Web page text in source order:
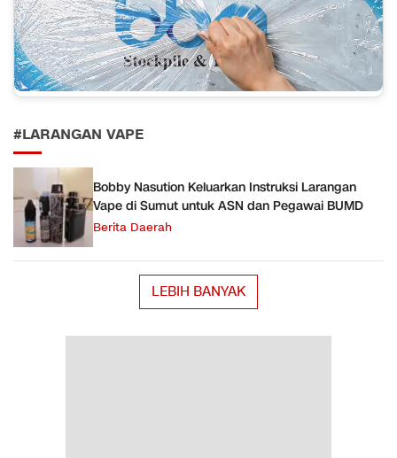
#LARANGAN VAPE
Bobby Nasution Keluarkan Instruksi Larangan
Vape di Sumut untuk ASN dan Pegawai BUMD
Berita Daerah
LEBIH BANYAK